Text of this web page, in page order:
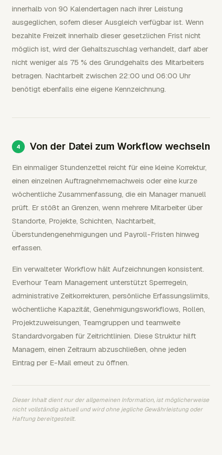
innerhalb von 90 Kalendertagen nach ihrer Leistung
ausgeglichen, sofern dieser Ausgleich verfügbar ist. Wenn
bezahlte Freizeit innerhalb dieser gesetzlichen Frist nicht
möglich ist, wird der Gehaltszuschlag verhandelt, darf aber
nicht weniger als 75 % des Grundgehalts des Mitarbeiters
betragen. Nachtarbeit zwischen 22:00 und 06:00 Uhr
benötigt ebenfalls eine eigene Kennzeichnung.
Von der Datei zum Workflow wechseln
Ein einmaliger Stundenzettel reicht für eine kleine Korrektur,
einen einzelnen Auftragnehmernachweis oder eine kurze
wöchentliche Zusammenfassung, die ein Manager manuell
prüft. Er stößt an Grenzen, wenn mehrere Mitarbeiter über
Standorte, Projekte, Schichten, Nachtarbeit,
Überstundengenehmigungen und Payroll-Fristen hinweg
erfassen.
Ein verwalteter Workflow hält Aufzeichnungen konsistent.
Everhour Team Management unterstützt Sperrregeln,
administrative Zeitkorrekturen, persönliche Erfassungslimits,
wöchentliche Kapazität, Genehmigungsworkflows, Rollen,
Projektzuweisungen, Teamgruppen und teamweite
Standardvorgaben für Zeitrichtlinien. Diese Struktur hilft
Managern, einen Zeitraum abzuschließen, ohne jeden
Eintrag per E-Mail erneut zu öffnen.
Dieser Inhalt dient nur der allgemeinen Information, ist möglicherweise
nicht vollständig aktuell und wird ohne jegliche Gewährleistung oder
Haftung bereitgestellt.